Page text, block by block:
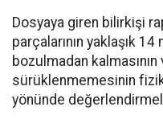
Dosyaya giren bilirkişi
parçalarının yaklaşık
bozulmadan kalmasının
sürüklenmemesinin
yönünde